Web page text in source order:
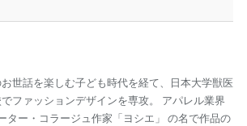
世話を楽しむ子ども時代を経て、日本大学獣医
ファッションデザインを専攻。 アパレル業界
ター・コラージュ作家「ヨシエ」 の名で作品の